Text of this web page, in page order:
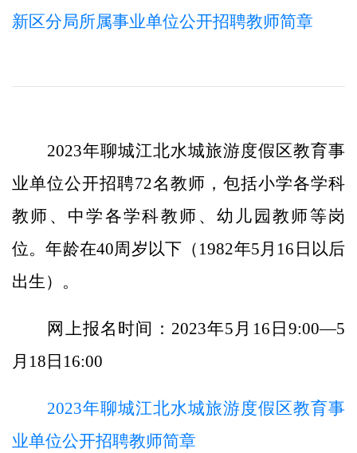
新区分局所属事业单位公开招聘教师简章
2023年聊城江北水城旅游度假区教育事
业单位公开招聘72名教师，包括小学各学科
教师、中学各学科教师、幼儿园教师等岗
位。年龄在40周岁以下（1982年5月16日以后
出生）。
网上报名时间：2023年5月16日9:00—5
月18日16:00
2023年聊城江北水城旅游度假区教育事
业单位公开招聘教师简章